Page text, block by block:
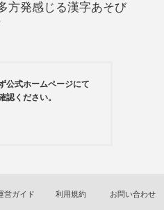
方発感じる漢字あそび
公式ホームページにて
認ください。
営ガイド 利用規約 お問い合わせ